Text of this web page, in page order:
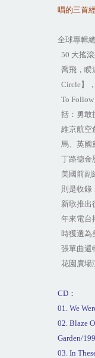
唱的三首
全球專輯
50 大搖
喬飛，睽
Circle】
To
括：勇敢
維京航空
馬、英國
丁路德金
美國前副
則是收錄
新歌推出
年來電台
時獲選為
張單曲還
花園廣場
CD：
01. We
02. Blaze
Garden/
03. In